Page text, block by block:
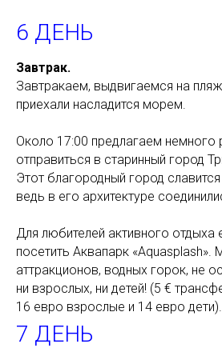
6 ДЕНЬ
Завтрак.
Завтракаем, выдвигаемся на
приехали насладится морем.
Около 17:00 предлагаем немного
отправиться в старинный город
Этот благородный город
ведь в его архитектуре
Для любителей активного
посетить Аквапарк
аттракционов, водных горок, не
ни взрослых, ни детей! (5 €
16 евро взрослые и 14 евро дети).
7 ДЕНЬ